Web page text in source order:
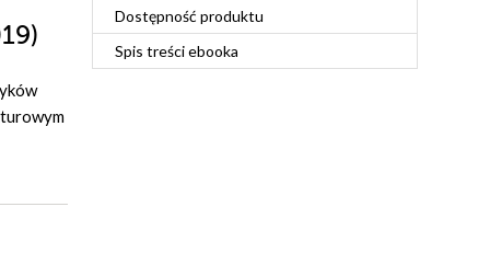
Dostępność produktu
Spis treściebooka